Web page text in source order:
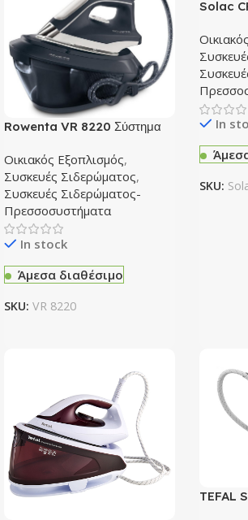
Rowenta VR 8220 Σύστημα
Οικιακός Εξοπλισμός,
Συσκευές Σιδερώματος,
Συσκευές Σιδερώματος-
Πρεσσοσυστήματα
In stock
Άμεσα διαθέσιμο
SKU: VR 8220
Solac
In
SKU:
TEFAL